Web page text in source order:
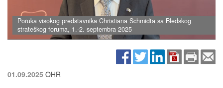
Poruka visokog predstavnika Christiana Schmidta sa Bledskog
strateškog foruma, 1.-2. septembra 2025
01.09.2025 OHR